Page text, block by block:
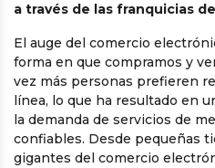
a través de las franquicias
El auge del comercio
forma en que compramos y
vez más personas prefieren
línea, lo que ha resultado en
la demanda de servicios de
confiables. Desde pequeñas
gigantes del comercio